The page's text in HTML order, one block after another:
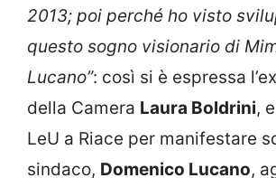
2013; poi perché ho visto
questo sogno visionario di
Lucano”: così si è espressa
della Camera Laura Boldrini,
LeU a Riace per manifestare
sindaco, Domenico Lucano,